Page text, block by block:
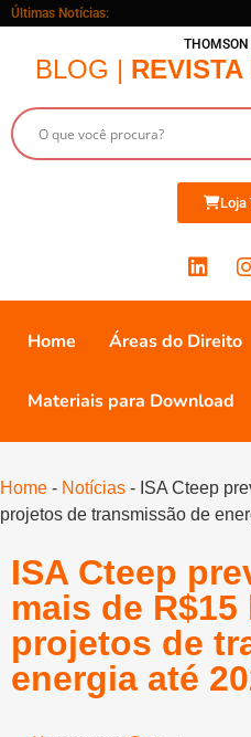
Últimas Notícias:
THOMSON
BLOG |
Loja
Home Áreas do Direito
Materiais para Download
Home - Notícias - ISA Cteep
projetos de transmissão de
ISA Cteep
mais de R$15
projetos de
energia até